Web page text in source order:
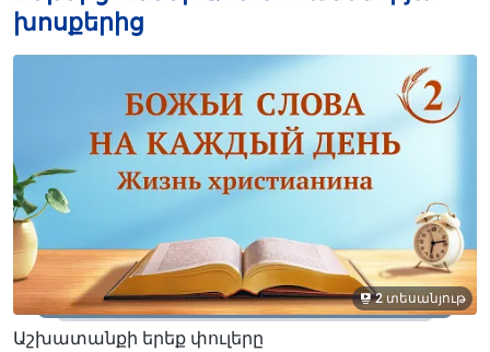
խոսքերից
2 տեսանյութ
Աշխատանքի երեք փուլերը